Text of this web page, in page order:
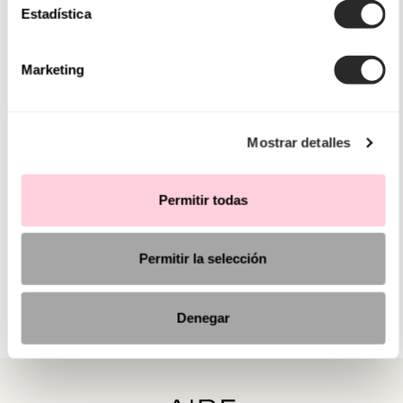
Estadística
Marketing
Mostrar detalles
Permitir todas
Permitir la selección
Denegar